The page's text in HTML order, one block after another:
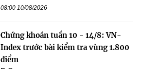
08:00 10/08/2026
Chứng khoán tuần 10 - 14/8: VN-
Index trước bài kiểm tra vùng 1.800
điểm